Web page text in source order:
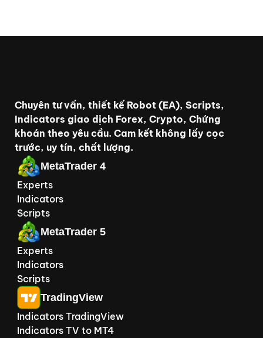
Chuyên tư vấn, thiết kế Robot (EA), Scripts,
Indicators giao dịch Forex, Crypto, Chứng
khoán theo yêu cầu. Cam kết không lấy cọc
trước, uy tín, chất lượng.
MetaTrader 4
Experts
Indicators
Scripts
MetaTrader 5
Experts
Indicators
Scripts
TradingView
Indicators TradingView
Indicators TV to MT4